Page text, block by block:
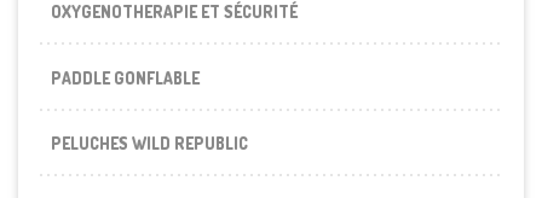
OXYGENOTHERAPIE ET SÉCURITÉ
PADDLE GONFLABLE
PELUCHES WILD REPUBLIC